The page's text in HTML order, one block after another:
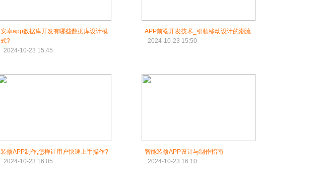
安卓app数据库开发有哪些数据库设计模
式?
2024-10-23 15:45
APP前端开发技术_引领移动设计的潮流
2024-10-23 15:50
装修APP制作,怎样让用户快速上手操作?
2024-10-23 16:05
智能装修APP设计与制作指南
2024-10-23 16:10